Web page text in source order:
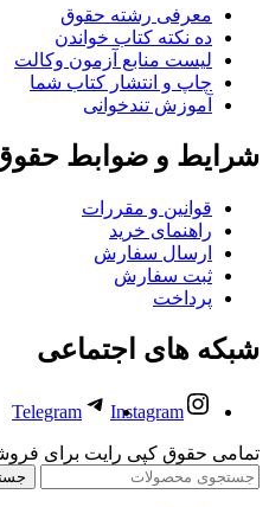
معرفی رشته حقوق
ده نکته کتاب خواندن
لیست منابع آزمون وکالت
چاپ و انتشار کتاب شما
آموزش تندخوانی
شرایط و ضوابط حقوق
قوانین و مقررات
راهنمای خرید
ارسال سفارش
ثبت سفارش
پرداخت
شبکه های اجتماعی
Instagram
Telegram
تمامی حقوق کپی رایت برای